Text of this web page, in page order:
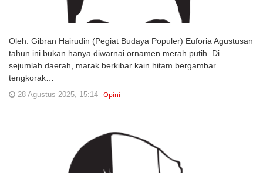
Oleh: Gibran Hairudin (Pegiat Budaya Populer) Euforia Agustusan
tahun ini bukan hanya diwarnai ornamen merah putih. Di
sejumlah daerah, marak berkibar kain hitam bergambar
tengkorak…
28 Agustus 2025, 15:14 Opini